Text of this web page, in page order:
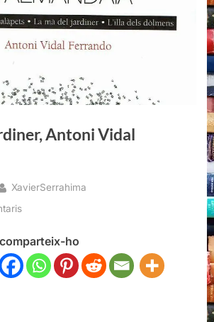
Antoni Vidal
By
XavierSerrahima
a
mà
del
jardiner,
ho